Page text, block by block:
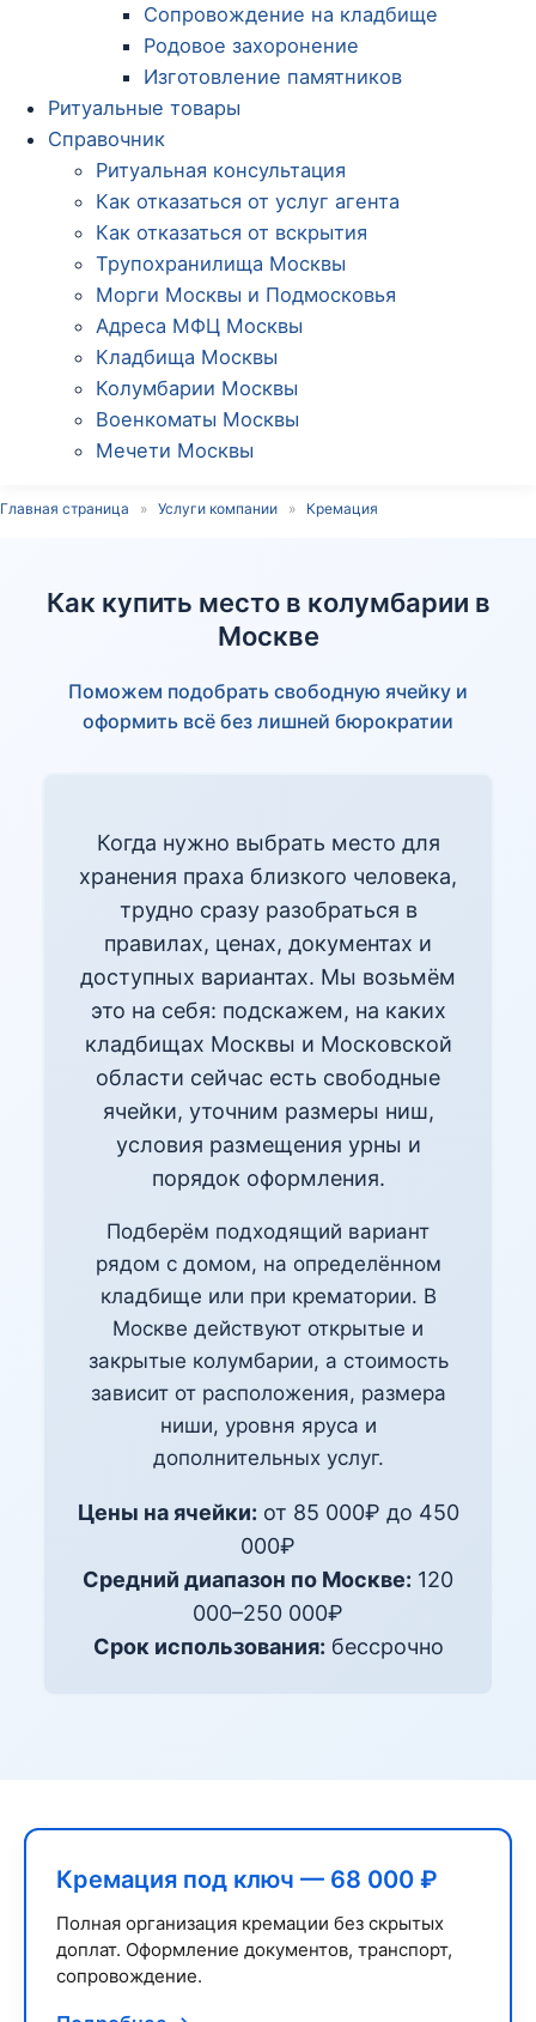
Сопровождение на кладбище
Родовое захоронение
Изготовление памятников
Ритуальные товары
Справочник
Ритуальная консультация
Как отказаться от услуг агента
Как отказаться от вскрытия
Трупохранилища Москвы
Морги Москвы и Подмосковья
Адреса МФЦ Москвы
Кладбища Москвы
Колумбарии Москвы
Военкоматы Москвы
Мечети Москвы
Главная страница » Услуги компании » Кремация
Как купить место в колумбарии в
Москве
Поможем подобрать свободную ячейку и
оформить всё без лишней бюрократии
Когда нужно выбрать место для
хранения праха близкого человека,
трудно сразу разобраться в
правилах, ценах, документах и
доступных вариантах. Мы возьмём
это на себя: подскажем, на каких
кладбищах Москвы и Московской
области сейчас есть свободные
ячейки, уточним размеры ниш,
условия размещения урны и
порядок оформления.
Подберём подходящий вариант
рядом с домом, на определённом
кладбище или при крематории. В
Москве действуют открытые и
закрытые колумбарии, а стоимость
зависит от расположения, размера
ниши, уровня яруса и
дополнительных услуг.
Цены на ячейки: от 85 000₽ до 450
000₽
Средний диапазон по Москве: 120
000–250 000₽
Срок использования: бессрочно
Кремация под ключ — 68 000 ₽
Полная организация кремации без скрытых
доплат. Оформление документов, транспорт,
сопровождение.